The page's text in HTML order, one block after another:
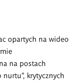
opartych na wideo
na postach
krytycznych